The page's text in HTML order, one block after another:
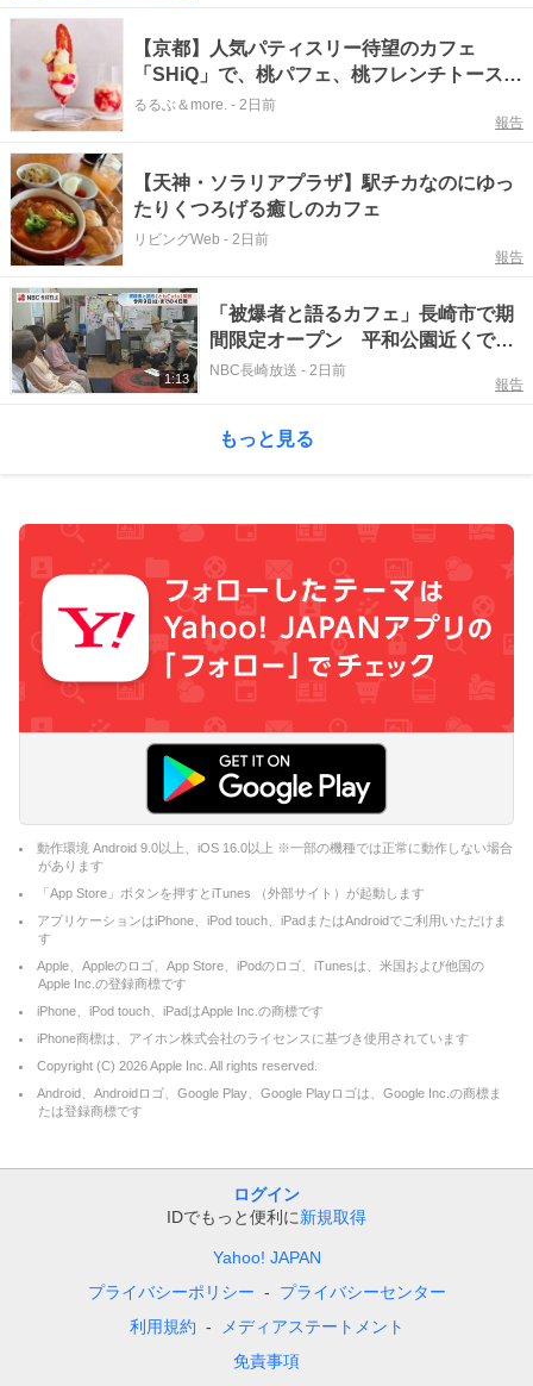
【京都】人気パティスリー待望のカフェ
「SHiQ」で、桃パフェ、桃フレンチトース
ト、桃フラッペと桃ざんまいの桃まつり
るるぶ＆more. - 2日前
報告
【天神・ソラリアプラザ】駅チカなのにゆっ
たりくつろげる癒しのカフェ
リビングWeb - 2日前
報告
1:13
「被爆者と語るカフェ」長崎市で期
間限定オープン 平和公園近くで平
和への思い共有
NBC長崎放送 - 2日前
報告
もっと見る
動作環境 Android 9.0以上、iOS 16.0以上 ※一部の機種では正常に動作しない場合
があります
「App Store」ボタンを押すとiTunes （外部サイト）が起動します
アプリケーションはiPhone、iPod touch、iPadまたはAndroidでご利用いただけま
す
Apple、Appleのロゴ、App Store、iPodのロゴ、iTunesは、米国および他国の
Apple Inc.の登録商標です
iPhone、iPod touch、iPadはApple Inc.の商標です
iPhone商標は、アイホン株式会社のライセンスに基づき使用されています
Copyright (C) 2026Apple Inc. All rights reserved.
Android、Androidロゴ、Google Play、Google Playロゴは、Google Inc.の商標ま
たは登録商標です
ログイン
IDでもっと便利に新規取得
Yahoo! JAPAN
プライバシーポリシー
プライバシーセンター
利用規約
メディアステートメント
免責事項